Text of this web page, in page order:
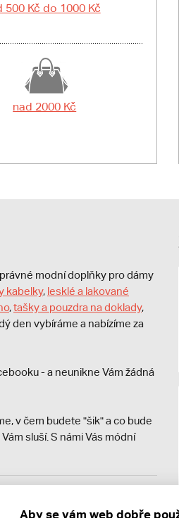
500 Kč do 1000 Kč
nad 2000 Kč
modní doplňky pro dámy
kabelky, lesklé a lakované
,tašky a pouzdra na doklady,
den vybíráme a nabízíme za
- a neunikne Vám žádná
v čem budete "šik" a co bude
sluší. S námi Vás módní
online; v případě
Aby se vám web dobře